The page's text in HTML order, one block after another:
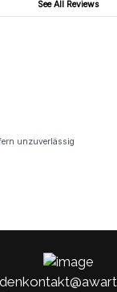
See All Reviews
unzuverlässig